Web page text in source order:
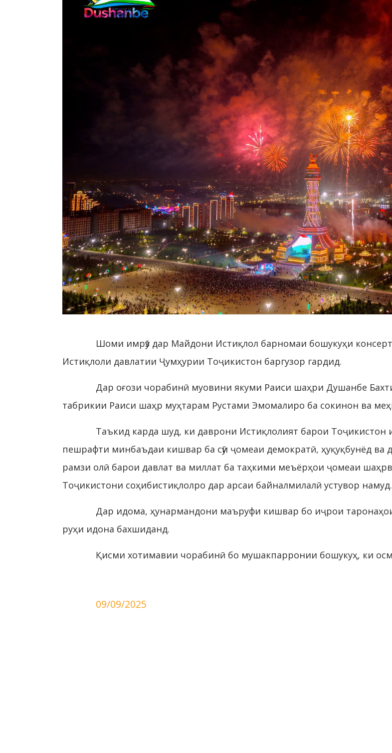
Шоми имрӯз дар Майдони Истиқлол барномаи бошукуҳи
Истиқлоли давлатии Ҷумҳурии Тоҷикистон баргузор гардид.
Дар оғози чорабинӣ муовини якуми Раиси шаҳри Душанбе
табрикии Раиси шаҳр муҳтарам Рустами Эмомалиро ба сокинон ва
Таъкид карда шуд, ки даврони Истиқлолият барои
пешрафти минбаъдаи кишвар ба сӯи ҷомеаи демократӣ, ҳуқуқбунёд ва
рамзи олӣ барои давлат ва миллат ба таҳкими меъёрҳои ҷомеаи
Тоҷикистони соҳибистиқлолро дар арсаи байналмилалӣ устувор намуд.
Дар идома, ҳунармандони маъруфи кишвар бо иҷрои
руҳи идона бахшиданд.
Қисми хотимавии чорабинӣ бо мушакпарронии бошукуҳ, ки
09/09/2025